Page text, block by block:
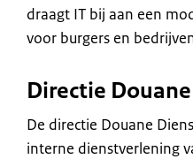
draagt IT bij aan een
voor burgers en
Directie
De directie Douane
interne dienstverlening